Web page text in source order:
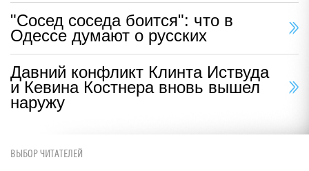
"Сосед соседа боится": что в
Одессе думают о русских
Давний конфликт Клинта Иствуда
и Кевина Костнера вновь вышел
наружу
ВЫБОР ЧИТАТЕЛЕЙ